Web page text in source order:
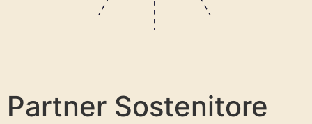
Partner Sostenitore